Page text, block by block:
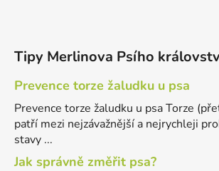
Tipy Merlinova Psího
Prevence torze žaludku u psa
Prevence torze žaludku u psa Torze
patří mezi nejzávažnější a nejrychleji
stavy ...
Jak správně změřit psa?